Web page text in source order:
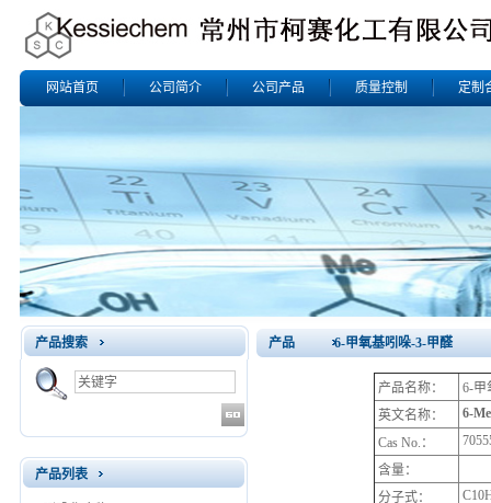
网站首页 公司简介 公司产品 质量控制 定制
产品搜索
产品列表
产品 6-甲氧基吲哚-3-甲醛
产品名称：
6-甲
英文名称：
6-
Cas No.：
含量：
分子式：